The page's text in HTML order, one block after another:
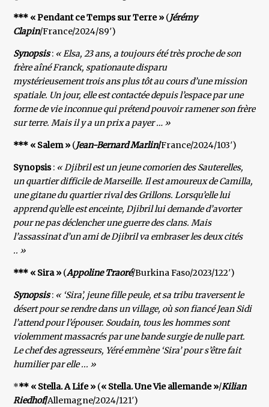
*** « Pendant ce Temps sur Terre » (Jérémy
Clapin/France/2024/89′)
Synopsis: « Elsa, 23 ans, a toujours été très proche de son
frère aîné Franck, spationaute disparu
mystérieusement trois ans plus tôt au cours d’une mission
spatiale. Un jour, elle est contactée depuis l’espace par une
forme de vie inconnue qui prétend pouvoir ramener son frère
sur terre. Mais il y a un prix a payer … »
*** « Salem » (Jean-Bernard Marlin/France/2024/103′)
Synopsis: « Djibril est un jeune comorien des Sauterelles,
un quartier difficile de Marseille. Il est amoureux de Camilla,
une gitane du quartier rival des Grillons. Lorsqu’elle lui
apprend qu’elle est enceinte, Djibril lui demande d’avorter
pour ne pas déclencher une guerre des clans. Mais
l’assassinat d’un ami de Djibril va embraser les deux cités
.. »
*** « Sira » (Appoline Traoré/Burkina Faso/2023/122′)
Synopsis: « ‘Sira’, jeune fille peule, et sa tribu traversent le
désert pour se rendre dans un village, où son fiancé Jean Sidi
l’attend pour l’épouser. Soudain, tous les hommes sont
violemment massacrés par une bande surgie de nulle part.
Le chef des agresseurs, Yéré emmène ‘Sira’ pour s’être fait
humilier par elle ... »
*** « Stella. A Life » (« Stella. Une Vie allemande »/Kilian
Riedhof/Allemagne/2024/121′)